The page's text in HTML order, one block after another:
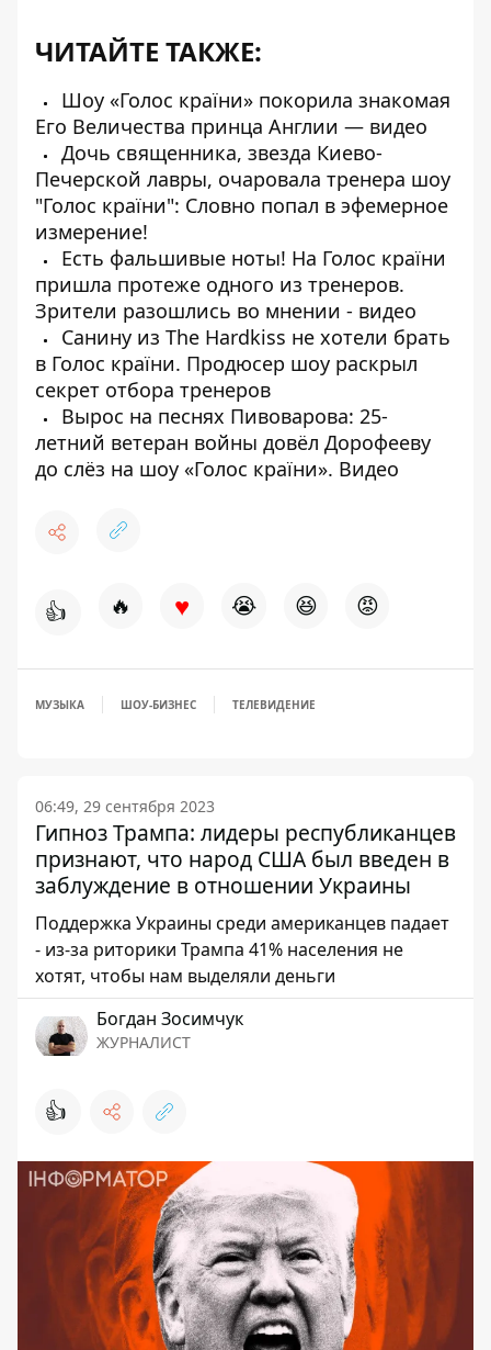
ЧИТАЙТЕ ТАКЖЕ:
Шоу «Голос країни» покорила знакомая
Его Величества принца Англии — видео
Дочь священника, звезда Киево-
Печерской лавры, очаровала тренера шоу
"Голос країни": Словно попал в эфемерное
измерение!
Есть фальшивые ноты! На Голос країни
пришла протеже одного из тренеров.
Зрители разошлись во мнении - видео
Санину из The Hardkiss не хотели брать
в Голос країни. Продюсер шоу раскрыл
секрет отбора тренеров
Вырос на песнях Пивоварова: 25-
летний ветеран войны довёл Дорофееву
до слёз на шоу «Голос країни». Видео
👍 🔥 ♥ 😭 😆 😡
МУЗЫКА ШОУ-БИЗНЕС ТЕЛЕВИДЕНИЕ
06:49, 29 сентября 2023
Гипноз Трампа: лидеры республиканцев
признают, что народ США был введен в
заблуждение в отношении Украины
Поддержка Украины среди американцев падает
- из-за риторики Трампа 41% населения не
хотят, чтобы нам выделяли деньги
Богдан Зосимчук
ЖУРНАЛИСТ
👍